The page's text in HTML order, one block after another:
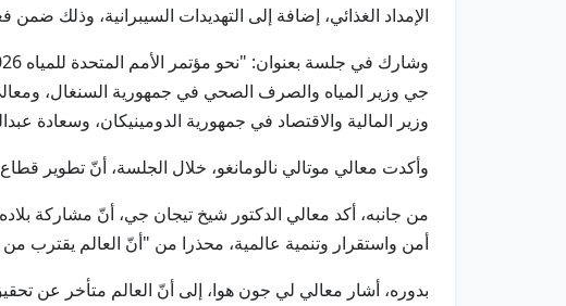
الإمداد الغذائي، إضافة إلى التهديدات السيبرانية، وذلك ضمن فعاليات القمة العالمية للحكومات
جي وزير المياه والصرف الصحي في جمهورية السنغال، ومعالي
وزير المالية والاقتصاد في جمهورية الدومينيكان، وسعادة
وأكدت معالي موتالي نالومانغو، خلال الجلسة، أنّ تطوير
أمن واستقرار وتنمية عالمية، محذرا من "أنّ العالم يقترب